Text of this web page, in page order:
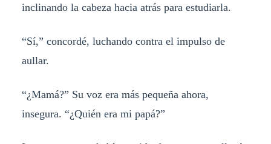
inclinando la cabeza hacia atrás para estudiarla.
“Sí,” concordé, luchando contra el impulso de
aullar.
“¿Mamá?” Su voz era más pequeña ahora,
insegura. “¿Quién era mi papá?”